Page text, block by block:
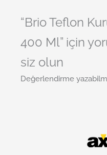
“Brio Teflon
400 Ml” için
siz olun
Değerlendirme